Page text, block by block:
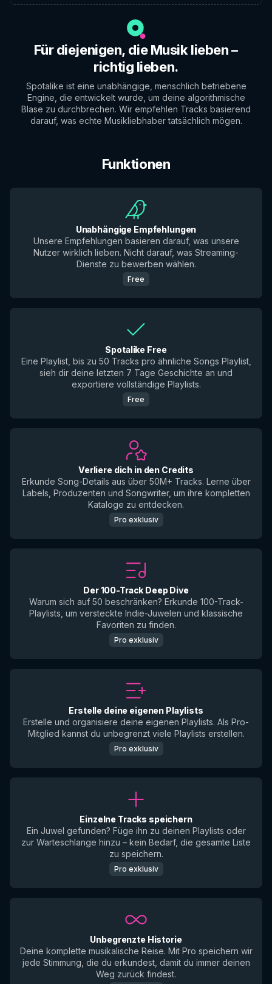
Für diejenigen, die Musik lieben –
richtig lieben.
Spotalike ist eine unabhängige, menschlich betriebene
Engine, die entwickelt wurde, um deine algorithmische
Blase zu durchbrechen. Wir empfehlen Tracks basierend
darauf, was echte Musikliebhaber tatsächlich mögen.
Funktionen
Unabhängige Empfehlungen
Unsere Empfehlungen basieren darauf, was unsere
Nutzer wirklich lieben. Nicht darauf, was Streaming-
Dienste zu bewerben wählen.
Free
Spotalike Free
Eine Playlist, bis zu 50 Tracks pro ähnliche Songs Playlist,
sieh dir deine letzten 7 Tage Geschichte an und
exportiere vollständige Playlists.
Free
Verliere dich in den Credits
Erkunde Song-Details aus über 50M+ Tracks. Lerne über
Labels, Produzenten und Songwriter, um ihre kompletten
Kataloge zu entdecken.
Pro exklusiv
Der 100-Track Deep Dive
Warum sich auf 50 beschränken? Erkunde 100-Track-
Playlists, um versteckte Indie-Juwelen und klassische
Favoriten zu finden.
Pro exklusiv
Erstelle deine eigenen Playlists
Erstelle und organisiere deine eigenen Playlists. Als Pro-
Mitglied kannst du unbegrenzt viele Playlists erstellen.
Pro exklusiv
Einzelne Tracks speichern
Ein Juwel gefunden? Füge ihn zu deinen Playlists oder
zur Warteschlange hinzu – kein Bedarf, die gesamte Liste
zu speichern.
Pro exklusiv
Unbegrenzte Historie
Deine komplette musikalische Reise. Mit Pro speichern wir
jede Stimmung, die du erkundest, damit du immer deinen
Weg zurück findest.